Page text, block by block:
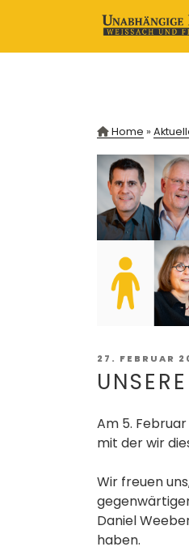
Stark.
Home »
27. FEBRUAR
Am 5.
mit der wir
Wir freuen
Daniel
haben.